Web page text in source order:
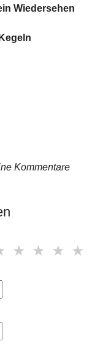
Wiedersehen
Kommentare